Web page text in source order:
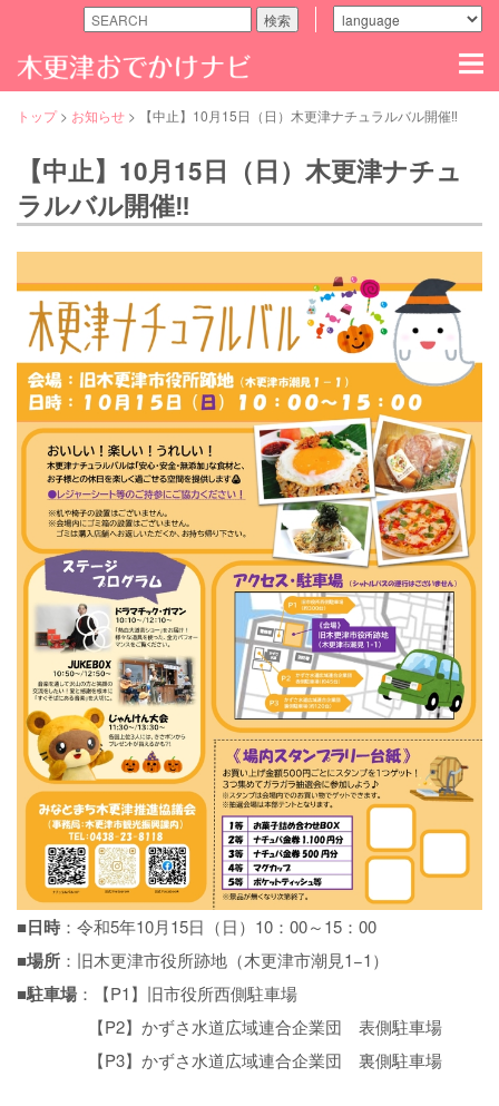
検索
木
更
津
の
観
べ
る・
遊
ぶ
ど
魅
ス
ポ
ッ
ト
満
載
トップ> お知らせ > 【中止】10月15日（日）木更津ナチュラルバル開催‼
【中止】10月15日（日）木更津ナチュ
ラルバル開催‼
■日時 ：令和5年10月15日（日）10：00～15：00
■場所 ：旧木更津市役所跡地（木更津市潮見1−1）
■駐車場 ：【P1】旧市役所西側駐車場
【P2】かずさ水道広域連合企業団 表側駐車場
【P3】かずさ水道広域連合企業団 裏側駐車場